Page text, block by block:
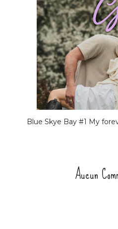
Blue Skye Bay #1 My
Aucun